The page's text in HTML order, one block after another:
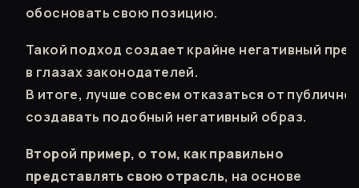
обосновать свою позицию.
Такой подход создает крайне негативный
в глазах законодателей.
В итоге, лучше совсем отказаться от
создавать подобный негативный образ.
Второй пример, о том, как правильно
представлять свою отрасль, на основе